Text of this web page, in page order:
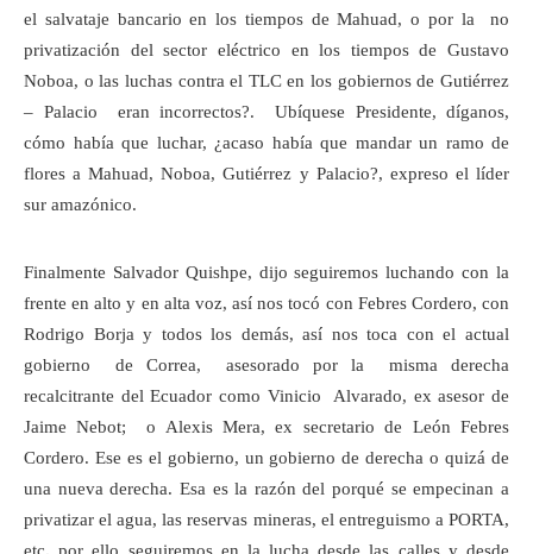
el salvataje bancario en los tiempos de Mahuad, o por la no
privatización del sector eléctrico en los tiempos de Gustavo
Noboa, o las luchas contra el TLC en los gobiernos de Gutiérrez
– Palacio eran incorrectos?. Ubíquese Presidente, díganos,
cómo había que luchar, ¿acaso había que mandar un ramo de
flores a Mahuad, Noboa, Gutiérrez y Palacio?, expreso el líder
sur amazónico.
Finalmente Salvador Quishpe, dijo seguiremos luchando con la
frente en alto y en alta voz, así nos tocó con Febres Cordero, con
Rodrigo Borja y todos los demás, así nos toca con el actual
gobierno de Correa, asesorado por la misma derecha
recalcitrante del Ecuador como Vinicio Alvarado, ex asesor de
Jaime Nebot; o Alexis Mera, ex secretario de León Febres
Cordero. Ese es el gobierno, un gobierno de derecha o quizá de
una nueva derecha. Esa es la razón del porqué se empecinan a
privatizar el agua, las reservas mineras, el entreguismo a PORTA,